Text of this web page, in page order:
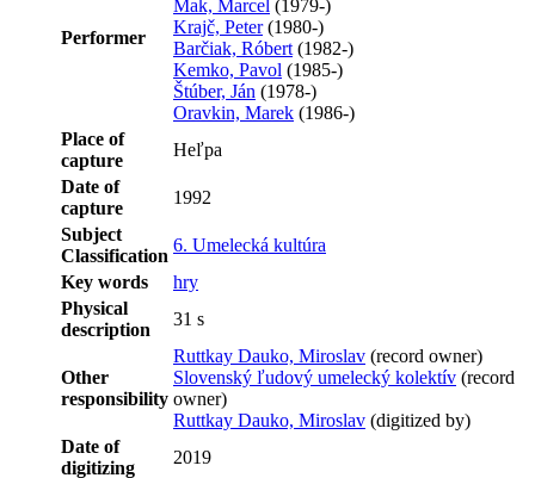
Performer
Mak, Marcel (1979-)
Krajč, Peter(1980-)
Barčiak, Róbert (1982-)
Kemko, Pavol (1985-)
Štúber, Ján (1978-)
Oravkin, Marek (1986-)
Place of
capture
Heľpa
Date of
capture
1992
Subject
Classification
6. Umelecká kultúra
Key words
hry
Physical
description
31 s
Other
responsibility
Ruttkay Dauko, Miroslav (record owner)
Slovenský ľudový umelecký kolektív (record
owner)
Ruttkay Dauko, Miroslav (digitized by)
Date of
digitizing
2019